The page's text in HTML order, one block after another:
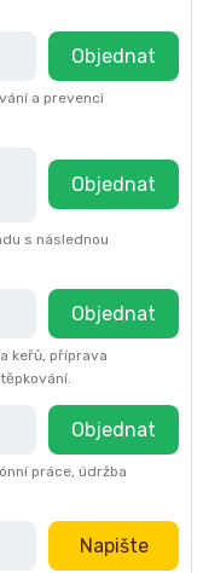
Objednat
a prevenci
Objednat
s následnou
Objednat
keřů, příprava
Objednat
práce, údržba
Napište